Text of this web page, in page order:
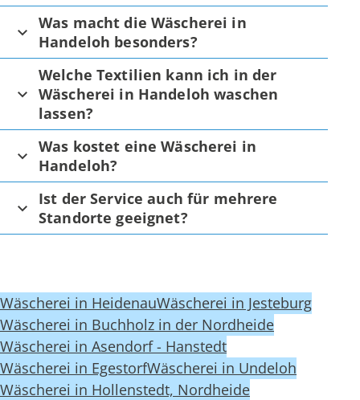
Was macht die Wäscherei in
Handeloh besonders?
Welche Textilien kann ich in der
Wäscherei in Handeloh waschen
lassen?
Was kostet eine Wäscherei in
Handeloh?
Ist der Service auch für mehrere
Standorte geeignet?
Wäscherei in HeidenauWäscherei in Jesteburg
Wäscherei in Buchholz in der Nordheide
Wäscherei in Asendorf - Hanstedt
Wäscherei in EgestorfWäscherei in Undeloh
Wäscherei in Hollenstedt, Nordheide